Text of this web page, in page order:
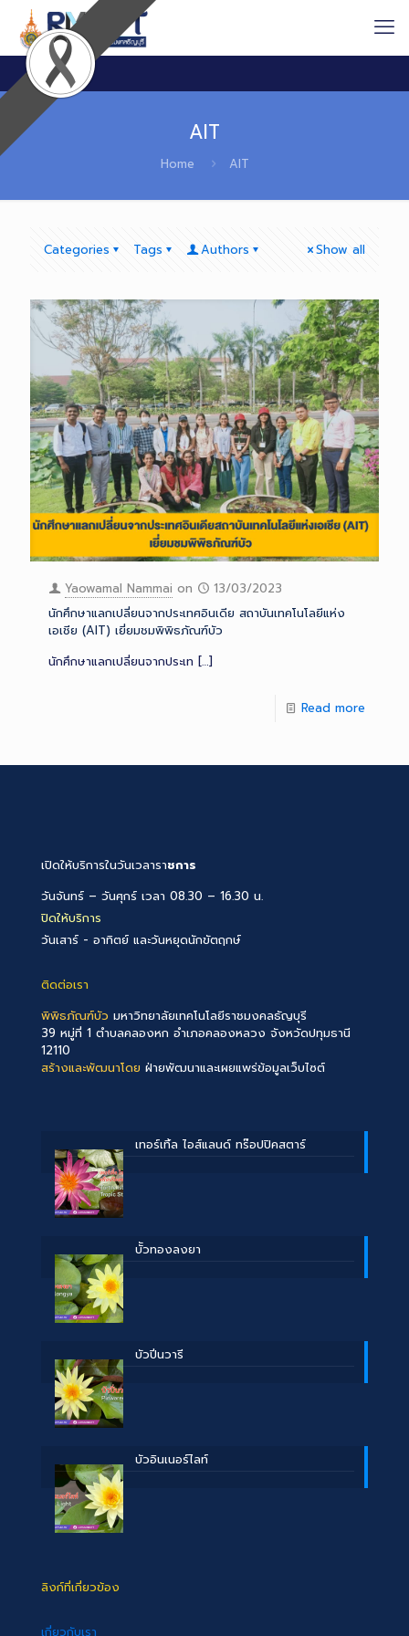
AIT
Home AIT
Categories Tags Authors Show all
Yaowamal Nammai on
13/03/2023
นักศึกษาแลกเปลี่ยนจากประเทศอินเดีย สถาบันเทคโนโลยีแห่ง
เอเชีย (AIT) เยี่ยมชมพิพิธภัณฑ์บัว
นักศึกษาแลกเปลี่ยนจากประเท […]
Read more
เปิดให้บริการในวันเวลาราชการ
วันจันทร์ – วันศุกร์ เวลา 08.30 – 16.30 น.
ปิดให้บริการ
วันเสาร์ - อาทิตย์ และวันหยุดนักขัตฤกษ์
ติดต่อเรา
พิพิธภัณฑ์บัว มหาวิทยาลัยเทคโนโลยีราชมงคลธัญบุรี
39 หมู่ที่ 1 ตำบลคลองหก อำเภอคลองหลวง จังหวัดปทุมธานี
12110
สร้างและพัฒนาโดย ฝ่ายพัฒนาและเผยแพร่ข้อมูลเว็บไซต์
เทอร์เทิ้ล ไอส์แลนด์ ทร๊อปปิคสตาร์
บััวทองลงยา
บัวปิ่นวารี
บัวอินเนอร์ไลท์
ลิงก์ที่เกี่ยวข้อง
เกี่ยวกับเรา